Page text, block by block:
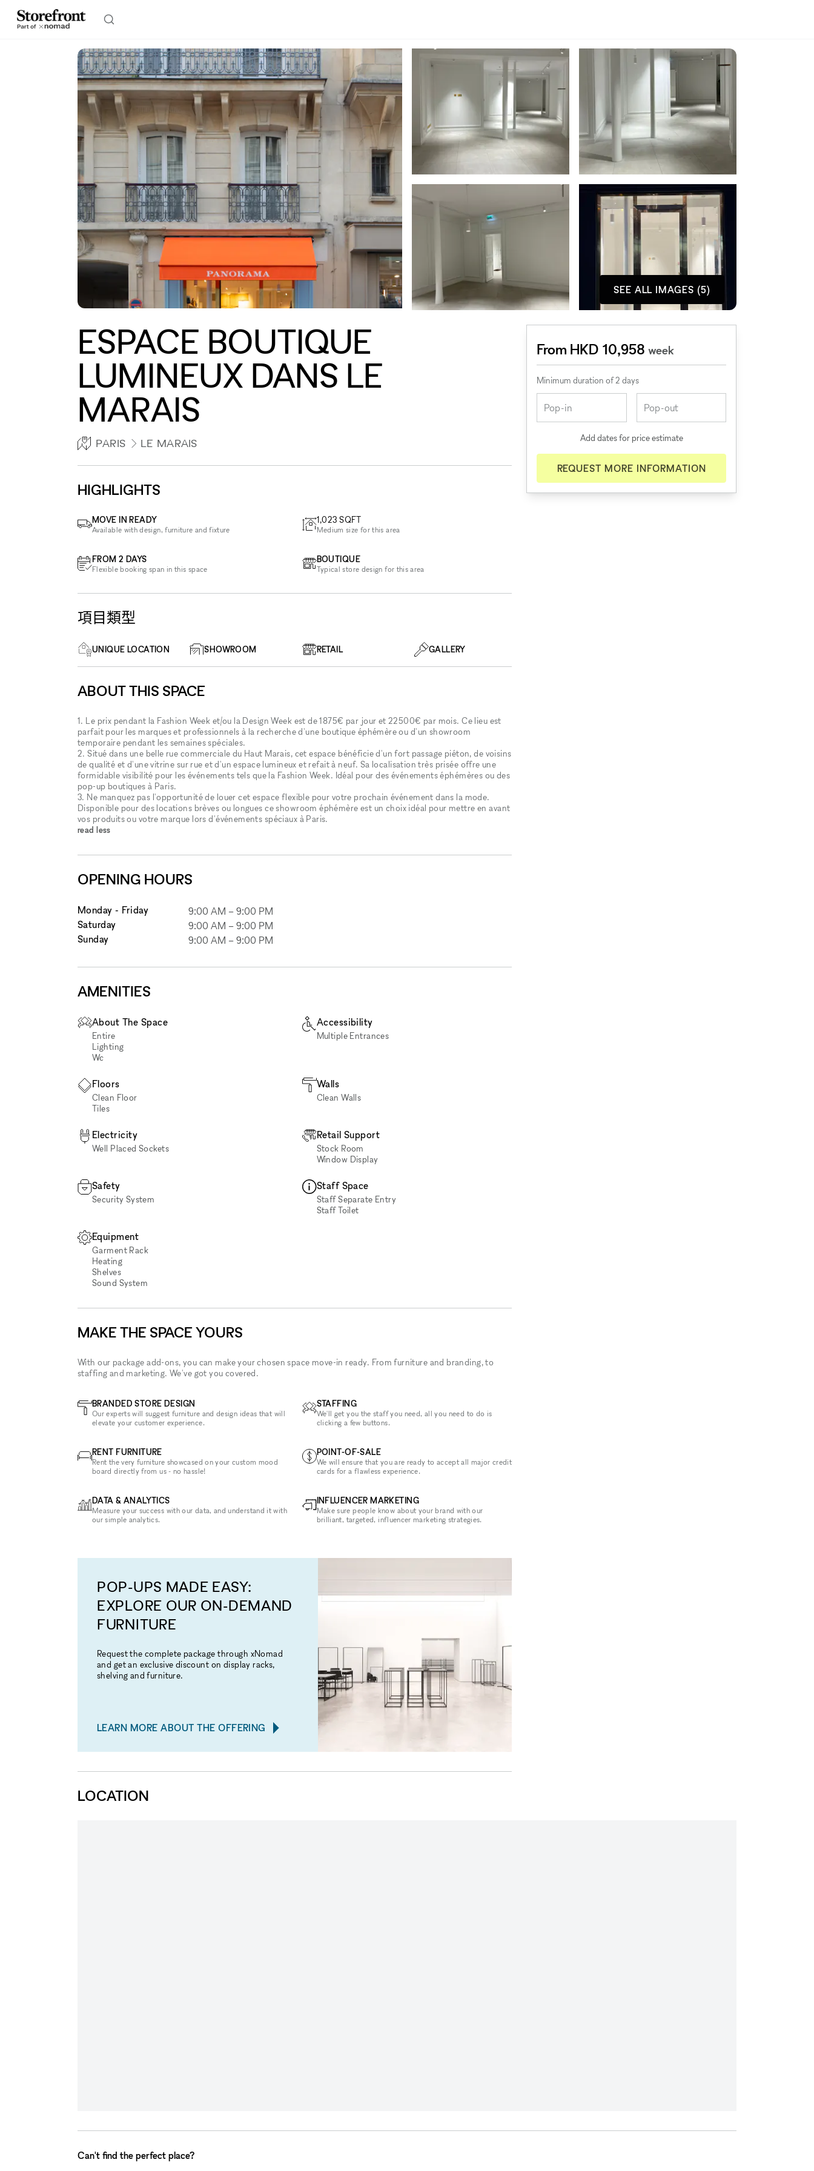
SEE ALL IMAGES (5)
ESPACE BOUTIQUE
LUMINEUX DANS LE
MARAIS
PARIS LE MARAIS
HIGHLIGHTS
MOVE IN READY
Available with design, furniture and fixture
FROM 2 DAYS
Flexible booking span in this space
1,023 SQFT
Medium size for this area
BOUTIQUE
Typical store design for this area
項目類型
UNIQUE LOCATION SHOWROOM RETAIL GALLERY
ABOUT THIS SPACE
1. Le prix pendant la Fashion Week et/ou la Design Week est de 1875€ par jour et 22500€ par mois. Ce lieu est
parfait pour les marques et professionnels à la recherche d'une boutique éphémère ou d'un showroom
temporaire pendant les semaines spéciales.
2. Situé dans une belle rue commerciale du Haut Marais, cet espace bénéficie d'un fort passage piéton, de voisins
de qualité et d'une vitrine sur rue et d'un espace lumineux et refait à neuf. Sa localisation très prisée offre une
formidable visibilité pour les événements tels que la Fashion Week. Idéal pour des événements éphémères ou des
pop-up boutiques à Paris.
3. Ne manquez pas l'opportunité de louer cet espace flexible pour votre prochain événement dans la mode.
Disponible pour des locations brèves ou longues ce showroom éphémère est un choix idéal pour mettre en avant
vos produits ou votre marque lors d'événements spéciaux à Paris.
read less
OPENING HOURS
Monday - Friday 9:00 AM –9:00 PM
Saturday
9:00 AM –9:00 PM
Sunday
9:00 AM –9:00 PM
AMENITIES
About The Space
Entire
Lighting
Wc
Accessibility
Multiple Entrances
Floors
Clean Floor
Tiles
Walls
Clean Walls
Electricity
Well Placed Sockets
Retail Support
Stock Room
Window Display
Safety
Security System
Staff Space
Staff Separate Entry
Staff Toilet
Equipment
Garment Rack
Heating
Shelves
Sound System
MAKE THE SPACE YOURS
With our package add-ons, you can make your chosen space move-in ready. From furniture and branding, to
staffing and marketing. We've got you covered.
BRANDED STORE DESIGN
Our experts will suggest furniture and design ideas that will
elevate your customer experience.
RENT FURNITURE
Rent the very furniture showcased on your custom mood
board directly from us - no hassle!
DATA & ANALYTICS
Measure your success with our data, and understand it with
our simple analytics.
STAFFING
We'll get you the staff you need, all you need to do is
clicking a few buttons.
POINT-OF-SALE
We will ensure that you are ready to accept all major credit
cards for a flawless experience.
INFLUENCER MARKETING
Make sure people know about your brand with our
brilliant, targeted, influencer marketing strategies.
POP-UPS MADE EASY:
EXPLORE OUR ON-DEMAND
FURNITURE
Request the complete package through xNomad
and get an exclusive discount on display racks,
shelving and furniture.
LEARN MORE ABOUT THE OFFERING
From HKD 10,958week
Minimum duration of 2 days
Add dates for price estimate
REQUEST MORE INFORMATION
LOCATION
Can't find the perfect place?